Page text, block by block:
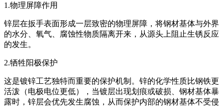
1.物理屏障作用
锌层在扳手表面形成一层致密的物理屏障，将钢材基体与外界
的水分、氧气、腐蚀性物质隔离开来，从源头上阻止生锈反应
的发生。
2.牺牲阳极保护
这是镀锌工艺独特而重要的保护机制。锌的化学性质比钢铁更
活泼（电极电位更低），当镀层出现划痕或破损、钢材基体暴
露时，锌层会优先发生腐蚀，从而保护内部的钢材基体不受侵